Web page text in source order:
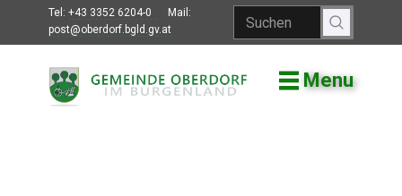
Tel: +43 3352 6204-0
Mail:
post@oberdorf.bgld.gv.at
Menu
Willkommen